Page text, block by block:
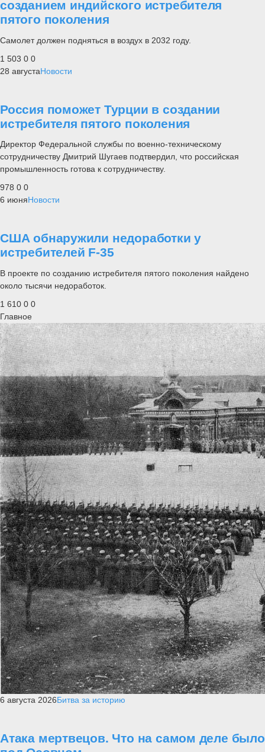
созданием индийского истребителя
пятого поколения
Самолет должен подняться в воздух в 2032 году.
1 503 0 0
28 августаНовости
Россия поможет Турции в создании
истребителя пятого поколения
Директор Федеральной службы по военно-техническому
сотрудничеству Дмитрий Шугаев подтвердил, что российская
промышленность готова к сотрудничеству.
978 0 0
6 июняНовости
США обнаружили недоработки у
истребителей F-35
В проекте по созданию истребителя пятого поколения найдено
около тысячи недоработок.
1 610 0 0
Главное
6 августа 2026Битва за историю
Атака мертвецов. Что на самом деле было